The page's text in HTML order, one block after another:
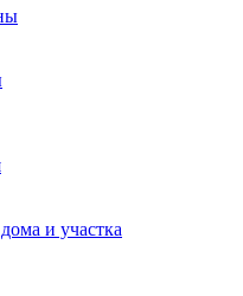
и участка